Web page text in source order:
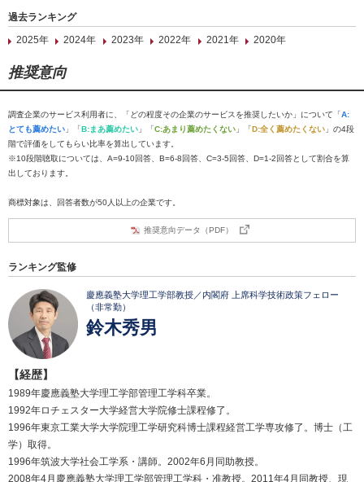
過去ランキング
2025年
2024年 2023年 2022年 2021年 2020年
推奨意向
調査企業のサービス利用者に、「どの程度その企業のサービスを推奨したいか」について「A:
とても薦めたい 」「B:まあ薦めたい 」「C:あまり薦めたくない 」「D:全く薦めたくない 」の4段
階で評価をしてもらい比率を算出しています。
※10段階聴取については、A=9-10回答、B=6-8回答、C=3-5回答、D=1-2回答として割合を算
出しております。
商標対象は、回答者数が50人以上の企業です。
推奨意向データ（PDF）
ランキング監修
慶應義塾大学理工学部教授／内閣府 上席科学技術政策フェロー
（非常勤）
鈴木秀男
【経歴】
1989年慶應義塾大学理工学部管理工学科卒業。
1992年ロチェスター大学経営大学院修士課程修了。
1996年東京工業大学大学院理工学研究科博士課程経営工学専攻修了。博士（工
学）取得。
1996年筑波大学社会工学系・講師。2002年6月同助教授。
2008年4月慶應義塾大学理工学部管理工学科・准教授。2011年4月同教授、現